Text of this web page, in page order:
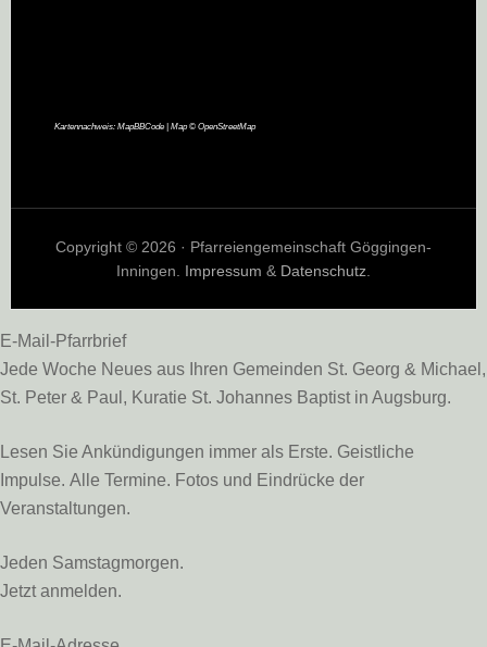
Kartennachweis: MapBBCode| Map © OpenStreetMap
Copyright © 2026 · Pfarreiengemeinschaft Göggingen-
Inningen. Impressum & Datenschutz.
E-Mail-Pfarrbrief
Jede Woche Neues aus Ihren Gemeinden St. Georg & Michael,
St. Peter & Paul, Kuratie St. Johannes Baptist in Augsburg.
Lesen Sie Ankündigungen immer als Erste. Geistliche
Impulse. Alle Termine. Fotos und Eindrücke der
Veranstaltungen.
Jeden Samstagmorgen.
Jetzt anmelden.